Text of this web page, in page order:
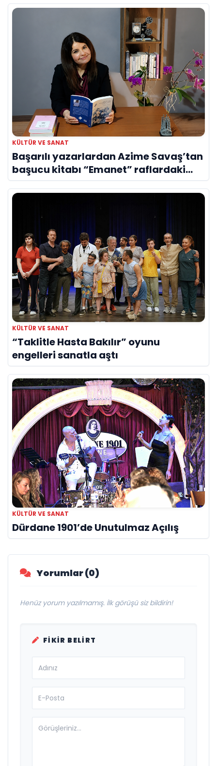
KÜLTÜR VE SANAT
Başarılı yazarlardan Azime Savaş’tan
başucu kitabı “Emanet” raflardaki
yerini aldı
KÜLTÜR VE SANAT
“Taklitle Hasta Bakılır” oyunu
engelleri sanatla aştı
KÜLTÜR VE SANAT
Dürdane 1901’de Unutulmaz Açılış
Yorumlar (0)
Henüz yorum yazılmamış. İlk görüşü siz bildirin!
FIKIR BELIRT